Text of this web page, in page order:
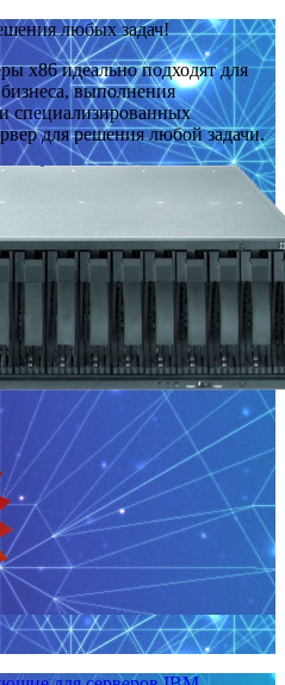
любых задач!
x86 идеально подходят для
выполнения
специализированных
для решения любой задачи.